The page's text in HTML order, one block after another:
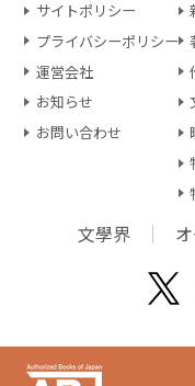
サイトポリシー
プライバシーポリシー
運営会社
お知らせ
お問い合わせ
文學界